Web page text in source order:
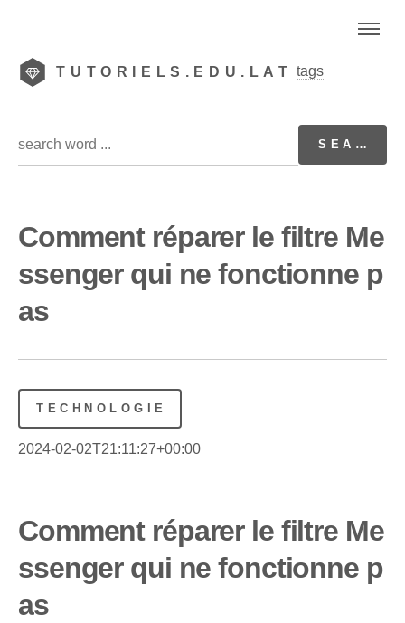
TUTORIELS.EDU.LAT tags
Comment réparer le filtre Me
ssenger qui ne fonctionne p
as
TECHNOLOGIE
2024-02-02T21:11:27+00:00
Comment réparer le filtre Me
ssenger qui ne fonctionne p
as